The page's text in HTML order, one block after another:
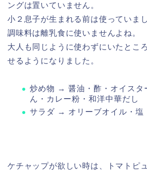
ングは置いていません。
小２息子が生まれる前は使っていま
調味料は離乳食に使いませんよね。
大人も同じように使わずにいたとこ
せるようになりました。
炒め物 → 醤油・酢・オイスタ
ん・カレー粉・和洋中華だし
サラダ → オリーブオイル・塩
ケチャップが欲しい時は、トマトピ